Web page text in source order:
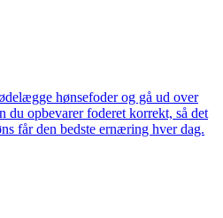
hønsefoder og gå ud over
du opbevarer foderet korrekt, så det
får den bedste ernæring hver dag.